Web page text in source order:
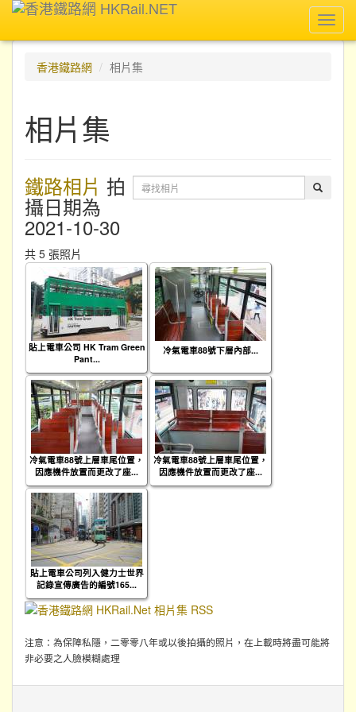
香港鐵路網
相片集
相片集
鐵路相片 拍
攝日期為
2021-10-30
共 5 張照片
貼上電車公司 HK Tram Green
Pant...
冷氣電車88號下層內部...
冷氣電車88號上層車尾位置，
因應機件放置而更改了座...
冷氣電車88號上層車尾位置，
因應機件放置而更改了座...
貼上電車公司列入健力士世界
記錄宣傳廣告的編號165...
注意：為保障私隱，二零零八年或以後拍攝的照片，在上載時將盡可能將
非必要之人臉模糊處理